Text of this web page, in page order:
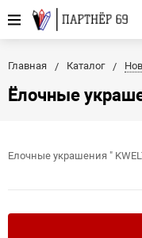
Главная Каталог
Ёлочные
Елочные украшения "